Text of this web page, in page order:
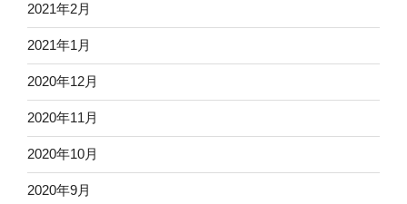
2021年2月
2021年1月
2020年12月
2020年11月
2020年10月
2020年9月